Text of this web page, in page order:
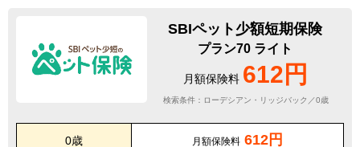
SBIペット少額短期保険
プラン70 ライト
月額保険料 612円
検索条件：ローデシアン・リッジバック／0歳
0歳 月額保険料 612円